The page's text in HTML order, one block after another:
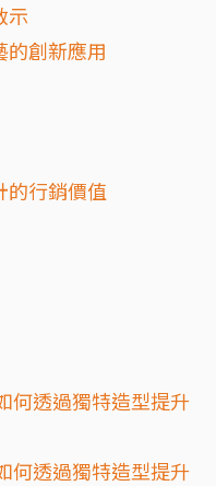
示
的創新應用
的行銷價值
何透過獨特造型提升
何透過獨特造型提升